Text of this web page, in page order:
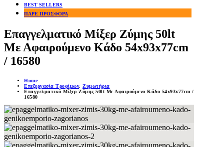
BEST SELLERS
ΠΑΡΕ ΠΡΟΣΦΟΡΑ
Επαγγελματικό Μίξερ Ζύμης 50lt
Με Αφαιρούμενο Κάδο 54x93x77cm
/ 16580
Home
Επεξεργασία Τροφίμων, Ζυμωτήρια
Επαγγελματικό Μίξερ Ζύμης 50lt Με Αφαιρούμενο Κάδο 54x93x77cm /
16580